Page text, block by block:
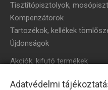
Tisztítópisztolyok,
Kompenzátorok
Tartozékok, kellékek
Újdonságok
Akciók, kifutó termékek
HÍRLEVÉL
Adatvédelmi